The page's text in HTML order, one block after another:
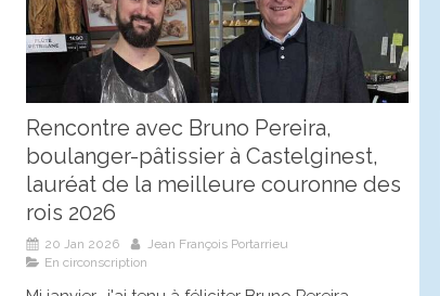
Rencontre avec Bruno Pereira,
boulanger-pâtissier à Castelginest,
lauréat de la meilleure couronne des
rois 2026
20 Jan 2026
Jean François Portarrieu
En circonscription